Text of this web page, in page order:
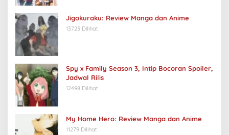
Jigokuraku: Review Manga dan Anime
13723 Dilihat
Spy x Family Season 3, Intip Bocoran Spoiler,
Jadwal Rilis
12498 Dilihat
My Home Hero: Review Manga dan Anime
11279 Dilihat